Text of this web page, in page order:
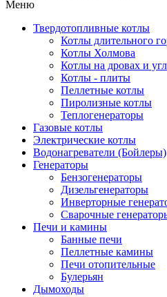
Меню
Твердотопливные котлы
Котлы длительного
Котлы Холмова
Котлы на дровах и
Котлы - плиты
Пеллетные котлы
Пиролизные котлы
Теплогенераторы
Газовые котлы
Электрические котлы
Водонагреватели (Бойлеры)
Генераторы
Бензогенераторы
Дизельгенераторы
Инверторные
Сварочные
Печи и камины
Банные печи
Пеллетные камины
Печи отопительные
Булерьян
Дымоходы